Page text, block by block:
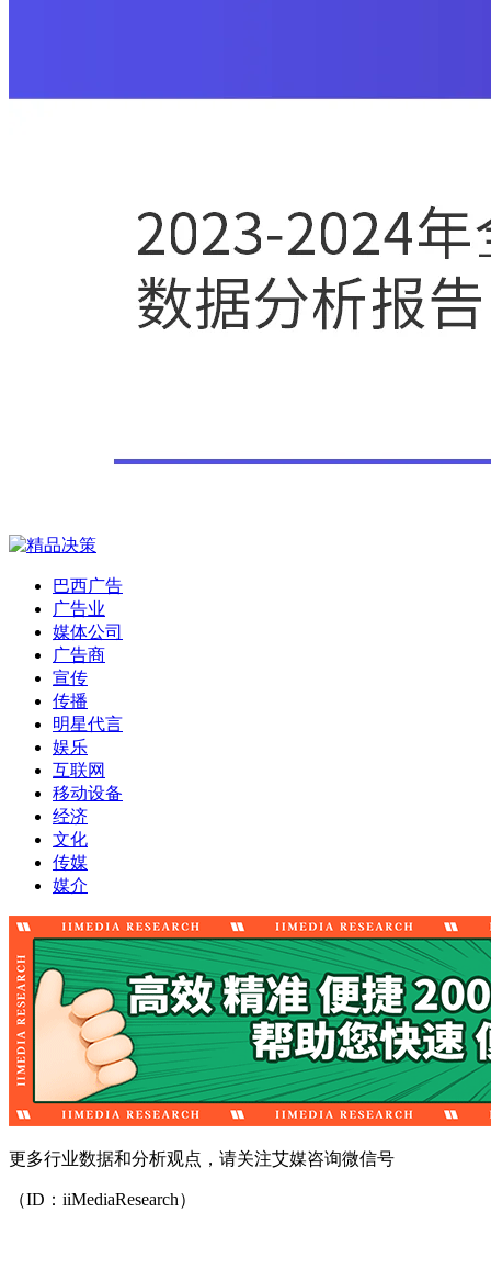
巴西广告
广告业
媒体公司
广告商
宣传
传播
明星代言
娱乐
互联网
移动设备
经济
文化
传媒
媒介
更多行业数据和分析观点，请关注艾媒咨询微信号
（ID：iiMediaResearch）